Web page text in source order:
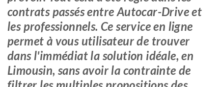
contrats passés entre Autocar-Drive et
les professionnels. Ce service en ligne
permet à vous utilisateur de trouver
dans l'immédiat la solution idéale, en
Limousin, sans avoir la contrainte de